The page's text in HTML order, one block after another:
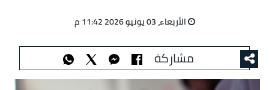
الأربعاء، 03 يونيو 2026 11:42 م
مشاركة